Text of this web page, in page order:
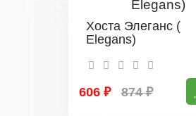
Хоста Элеганс (
Elegans)
606 ₽ 874 ₽